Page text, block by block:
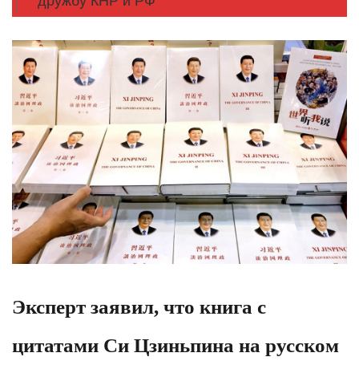
Эксперт заявил, что книга с
цитатами Си Цзиньпина на русском